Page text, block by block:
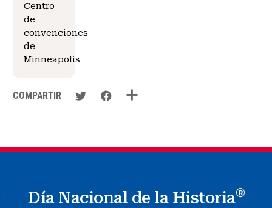
Centro
de
convenciones
de
Minneapolis
COMPARTIR
Día Nacional de la Historia®